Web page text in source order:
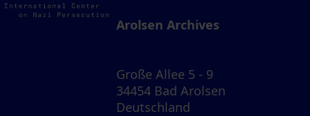
Arolsen Archives
Große Allee 5 - 9
34454 Bad Arolsen
Deutschland